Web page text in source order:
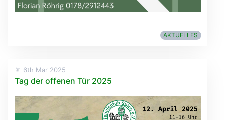
AKTUELLES
6th Mar 2025
Tag der offenen Tür 2025